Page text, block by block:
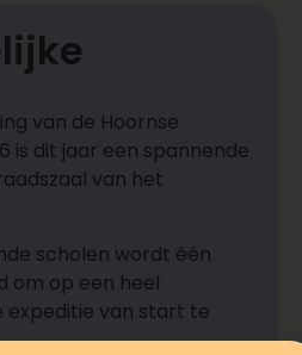
van de Hoornse
is dit jaar een spannende
van het
scholen wordt één
om op een heel
expeditie van start te